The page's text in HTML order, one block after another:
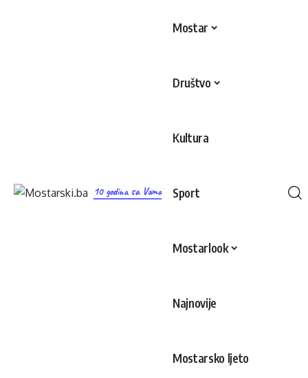
10 godina sa Vama
Mostar
Društvo
Kultura
Sport
Mostarlook
Najnovije
Mostarsko ljeto